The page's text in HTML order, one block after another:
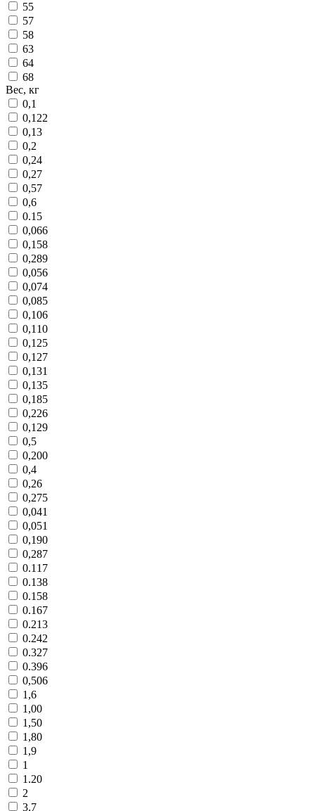
55
57
58
63
64
68
Вес, кг
0,1
0,122
0,13
0,2
0,24
0,27
0,57
0,6
0.15
0,066
0,158
0,289
0,056
0,074
0,085
0,106
0,110
0,125
0,127
0,131
0,135
0,185
0,226
0,129
0,5
0,200
0,4
0,26
0,275
0,041
0,051
0,190
0,287
0.117
0.138
0.158
0.167
0.213
0.242
0.327
0.396
0,506
1,6
1,00
1,50
1,80
1,9
1
1.20
2
3.7